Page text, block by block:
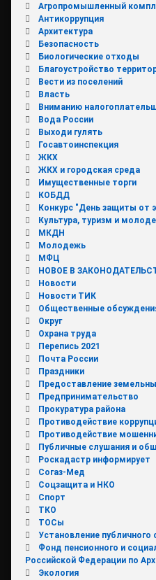
Агропромышленный
Антикоррупция
Архитектура
Безопасность
Биологические отходы
Благоустройство
Вести из поселений
Власть
Вниманию
Вода России
Выходи гулять
Госавтоинспекция
ЖКХ
ЖКХ и городская среда
Имущественные торги
КОБДД
Конкурс "День защиты от
Культура, туризм и
МКДН
Молодежь
МФЦ
НОВОЕ В
Новости
Новости ТИК
Общественные
Округ
Охрана труда
Перепись 2021
Почта России
Праздники
Предоставление
Предпринимательство
Прокуратура района
Противодействие
Противодействие
Публичные слушания и
Роскадастр информирует
Согаз-Мед
Соцзащита и НКО
Спорт
ТКО
ТОСы
Установление публичного
Фонд пенсионного и
Российской Федерации по
Экология